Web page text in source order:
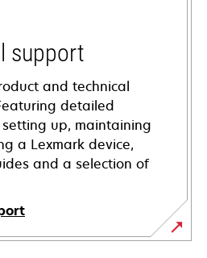
support
and technical
detailed
up, maintaining
a Lexmark device,
and a selection of